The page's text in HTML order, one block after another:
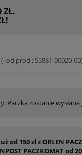
ZŁ.
(kod prod.: 55881-00020-00)
Paczka zostanie
od 150 zł z ORLEN
PACZKOMAT od